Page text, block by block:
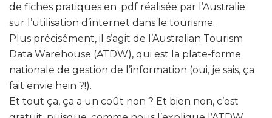
de fiches pratiques en .pdf réalisée par l’Australie
sur l’utilisation d’internet dans le tourisme.
Plus précisément, il s’agit de l’Australian Tourism
Data Warehouse (ATDW), qui est la plate-forme
nationale de gestion de l’information (oui, je sais, ça
fait envie hein ?!).
Et tout ça, ça a un coût non ? Et bien non, c’est